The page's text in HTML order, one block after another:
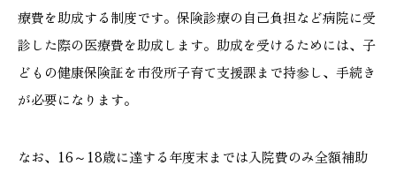
療費を助成する制度です。保険診療の自己負担など病院に受
診した際の医療費を助成します。助成を受けるためには、子
どもの健康保険証を市役所子育て支援課まで持参し、手続き
が必要になります。
なお、16～18歳に達する年度末までは入院費のみ全額補助